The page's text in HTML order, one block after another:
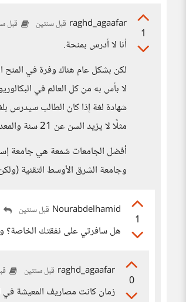
1
raghd_agaafar قبل سنتين قبل
أنا لا أدرس بمنحة.
لكن بشكل عام هناك وفرة في المنح
لا بأس به من كل العالم في
شهادة لغة إذا كان الطالب سيدرس
مثلًا لا يزيد السن عن 21 سنة والمعدل عن 70% لجميع التخصصات و90% للتخصصات الطبية.
أفضل الجامعات سُمعة هي جامعة
وجامعة الشرق الأوسط التقنية
1
Nourabdelhamid قبل سنتين
هل سافرتي على نفقتك الخاصة؟
0
raghd_agaafar قبل سنتين
زمان كانت مصاريف المعيشة في